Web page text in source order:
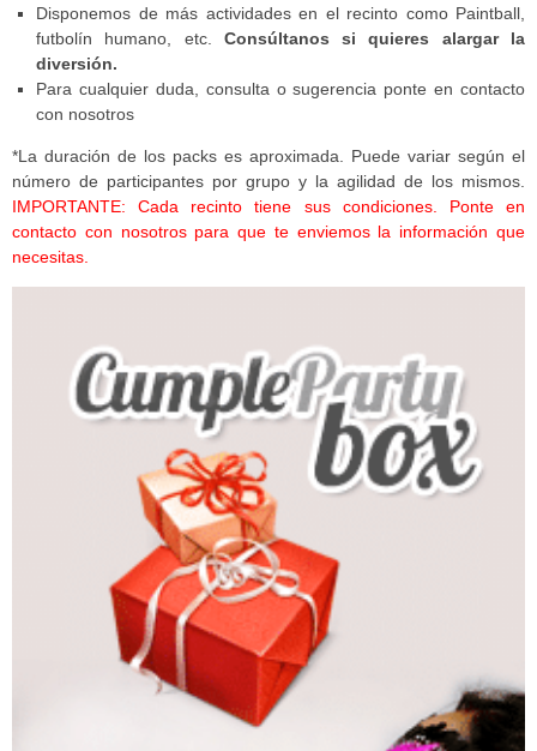
Disponemos de más actividades en el recinto como Paintball,
futbolín humano, etc. Consúltanos si quieres alargar la
diversión.
Para cualquier duda, consulta o sugerencia ponte en contacto
con nosotros
*La duración de los packs es aproximada. Puede variar según el
número de participantes por grupo y la agilidad de los mismos.
IMPORTANTE: Cada recinto tiene sus condiciones. Ponte en
contacto con nosotros para que te enviemos la información que
necesitas.